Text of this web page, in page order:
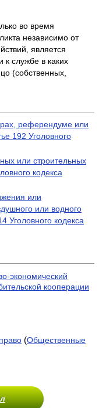
во время
независимо от
является
к службе в каких
(собственных,
референдуме или
192 Уголовного
или строительных
кодекса
или
или водного
Уголовного кодекса
экономический
кооперации
(Общественные